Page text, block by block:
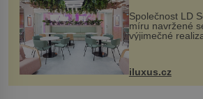
Společnost LD
míru navržené
výjimečné
areálu
budov Media...
iluxus.cz